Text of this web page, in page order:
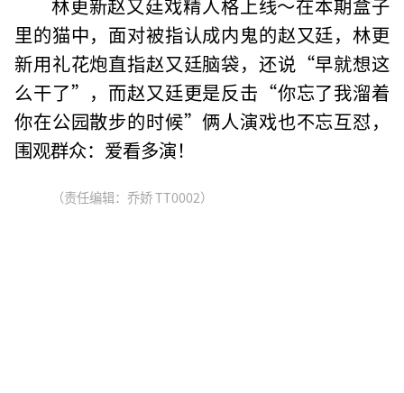
里的猫中，面对被指认成内鬼的赵又廷，林更
新用礼花炮直指赵又廷脑袋，还说“早就想这
么干了”，而赵又廷更是反击“你忘了我溜着
你在公园散步的时候” 俩人演戏也不忘互怼，
围观群众：爱看多演！
（责任编辑：乔娇 TT0002）